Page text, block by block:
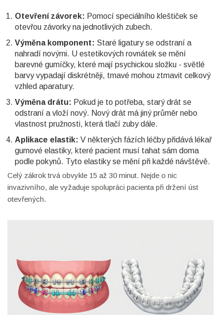
Otevření závorek: Pomocí speciálního kleštiček se
otevřou závorky na jednotlivých zubech.
Výměna komponent: Staré ligatury se odstraní a
nahradí novými. U estetikových rovnátek se mění
barevné gumíčky, které mají psychickou složku - světlé
barvy vypadají diskrétněji, tmavé mohou ztmavit celkový
vzhled aparatury.
Výměna drátu: Pokud je to potřeba, starý drát se
odstraní a vloží nový. Nový drát má jiný průměr nebo
vlastnost pružnosti, která tlačí zuby dále.
Aplikace elastik: V některých fázích léčby přidává lékař
gumové elastiky, které pacient musí tahat sám doma
podle pokynů. Tyto elastiky se mění při každé návštěvě.
Celý zákrok trvá obvykle 15 až 30 minut. Nejde o nic
invazivního, ale vyžaduje spolupráci pacienta při držení úst
otevřených.